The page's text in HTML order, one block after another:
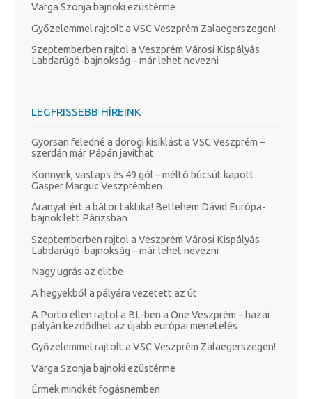
Varga Szonja bajnoki ezüstérme
Győzelemmel rajtolt a VSC Veszprém Zalaegerszegen!
Szeptemberben rajtol a Veszprém Városi Kispályás
Labdarúgó-bajnokság – már lehet nevezni
LEGFRISSEBB HÍREINK
Gyorsan feledné a dorogi kisiklást a VSC Veszprém –
szerdán már Pápán javíthat
Könnyek, vastaps és 49 gól – méltó búcsút kapott
Gasper Marguc Veszprémben
Aranyat ért a bátor taktika! Betlehem Dávid Európa-
bajnok lett Párizsban
Szeptemberben rajtol a Veszprém Városi Kispályás
Labdarúgó-bajnokság – már lehet nevezni
Nagy ugrás az elitbe
A hegyekből a pályára vezetett az út
A Porto ellen rajtol a BL-ben a One Veszprém – hazai
pályán kezdődhet az újabb európai menetelés
Győzelemmel rajtolt a VSC Veszprém Zalaegerszegen!
Varga Szonja bajnoki ezüstérme
Érmek mindkét fogásnemben